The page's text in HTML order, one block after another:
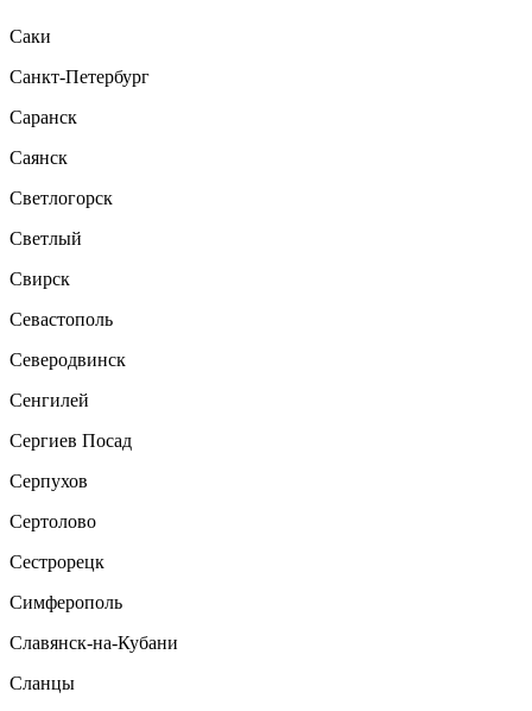
Саки
Санкт-Петербург
Саранск
Саянск
Светлогорск
Светлый
Свирск
Севастополь
Северодвинск
Сенгилей
Сергиев Посад
Серпухов
Сертолово
Сестрорецк
Симферополь
Славянск-на-Кубани
Сланцы